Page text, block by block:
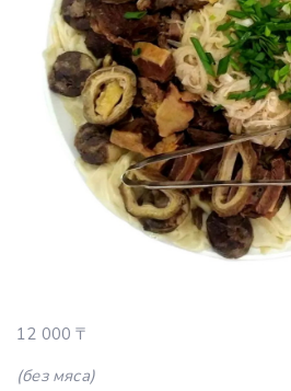
12 000₸
(без мяса)